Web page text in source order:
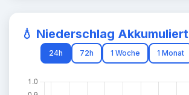
💧 Niederschlag Akkumuliert
24h 72h 1 Woche 1 Monat